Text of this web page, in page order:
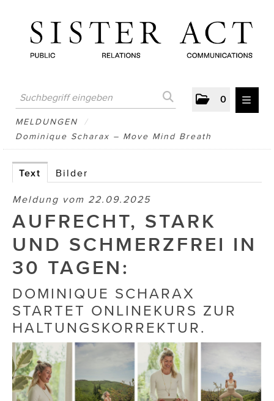
0
MELDUNGEN
ATELIER FĒ.
BERTRAMS
BewusstSchein
Brigitta Nemeth Art
CUBE
Die Dudlerei
Dominic Marcus Singer
Dominique Scharax – Move Mind Breath
Dr. Albert Fuchs
Élan Flow
MELDUNGEN
/
Dominique Scharax – Move Mind Breath
Text Bilder
Meldung vom 22.09.2025
AUFRECHT, STARK
UND SCHMERZFREI IN
30 TAGEN:
DOMINIQUE SCHARAX
STARTET ONLINEKURS ZUR
HALTUNGSKORREKTUR.